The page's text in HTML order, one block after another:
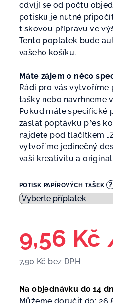
odvíjí se od počtu
potisku je nutné
tiskovou přípravu ve
Tento poplatek bude
vašeho košíku.
Máte zájem o něco
Rádi pro vás vytvoříme
tašky nebo navrhneme
Pokud máte specifické
zaslat poptávku přes
najdete pod tlačítkem
vytvoříme jedinečný
vaši kreativitu a
POTISK PAPÍROVÝCH TAŠEK ?
9,56 Kč
7,90 Kč bez DPH
cena:
Na objednávku do 14
Můžeme doručit do: